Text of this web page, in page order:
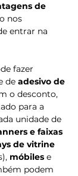
de
nos
entrar na
fazer
de adesivo de
o desconto,
para a
unidade de
e faixas
de vitrine
móbiles e
podem